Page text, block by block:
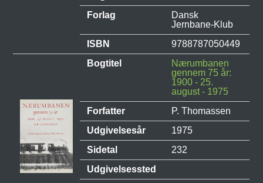
Forlag
Dansk
Jernbane-Klub
ISBN
9788787050449
Bogtitel
Nærumbanen
gennem 75 år:
1900 - 25.
august - 1975
Forfatter
P. Thomassen
Udgivelsesår
1975
Sidetal
232
Udgivelsessted